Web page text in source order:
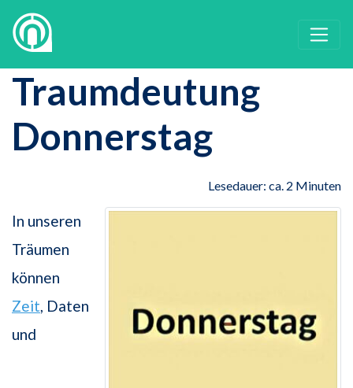
Traumdeutung
Donnerstag
Lesedauer: ca. 2 Minuten
In unseren
Träumen
können
Zeit, Daten
und